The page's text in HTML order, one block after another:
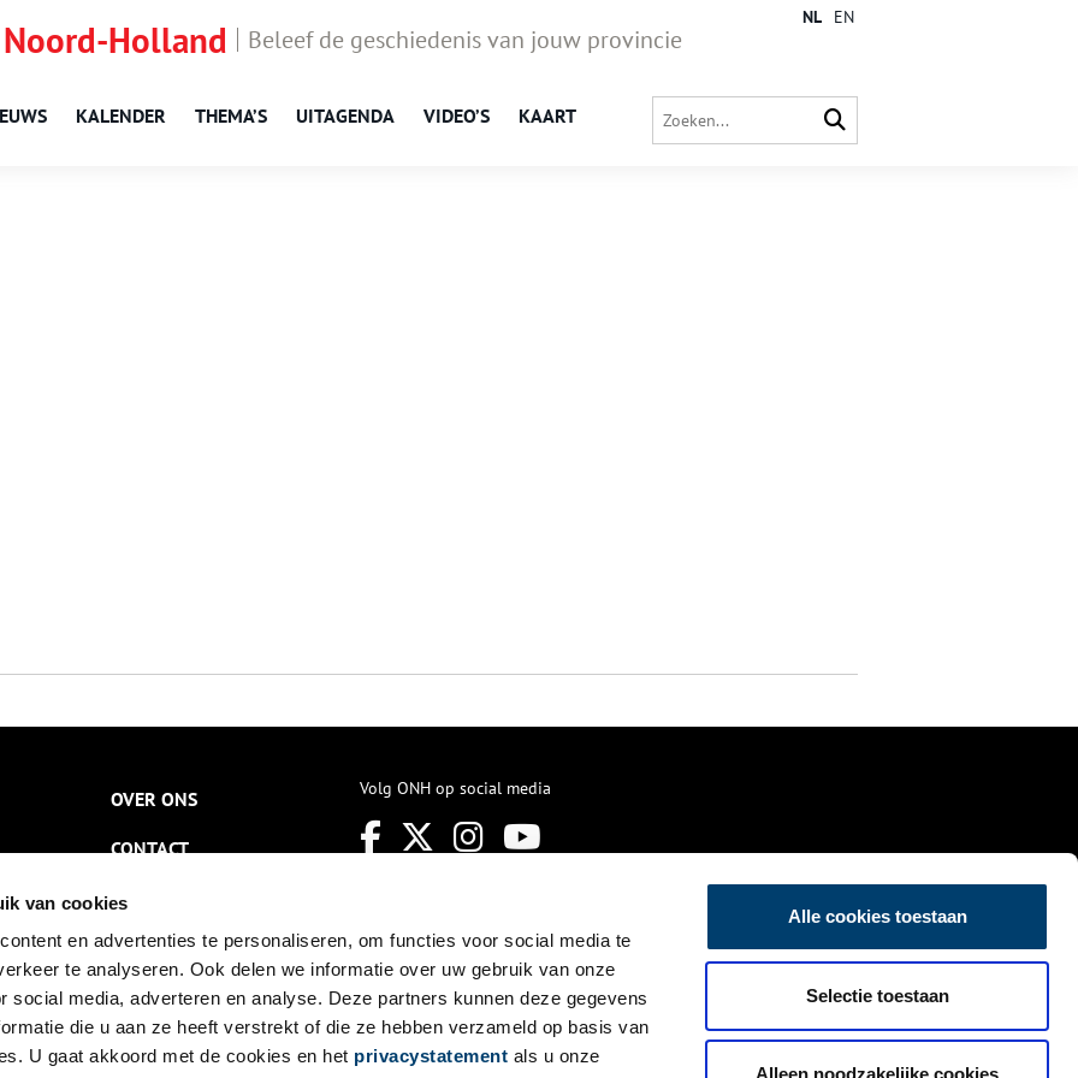
van cookies
en advertenties te personaliseren, om functies voor social media te
te analyseren. Ook delen we informatie over uw gebruik van onze
social media, adverteren en analyse. Deze partners kunnen deze gegevens
die u aan ze heeft verstrekt of die ze hebben verzameld op basis van
U gaat akkoord met de cookies en het privacystatement als u onze
Alle cookies toestaan
Selectie toestaan
Alleen noodzakelijke cookies
Holland Beleef de geschiedenis van jouw provincie
KALENDER THEMA’S UITAGENDA VIDEO’S KAART
NL EN
OVER ONS
CONTACT
NIEUWSBRIEF
DISCLAIMER
PRIVACY
TOEGANKELIJKHEID
Volg ONH op social media